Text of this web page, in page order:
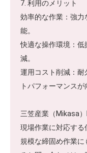
7. 利用のメリット
効率的な作業：強
能。
快適な操作環境：
減。
運用コスト削減：耐
トパフォーマンスが
三笠産業（Mikasa
現場作業に対応す
規模な締固め作業